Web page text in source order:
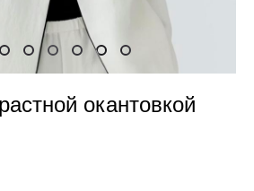
окантовкой